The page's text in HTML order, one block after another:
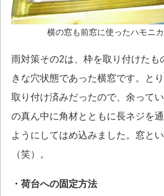
横の窓も前窓に使ったハモニ
雨対策その2は、枠を取り付けたも
きな穴状態であった横窓です。と
取り付け済みだったので、余って
の真ん中に角材とともに長ネジを
ようにしてはめ込みました。窓と
（笑）。
・荷台への固定方法